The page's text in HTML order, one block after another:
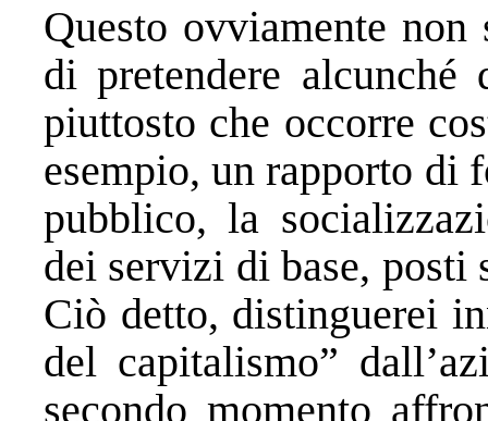
Questo ovviamente
di pretendere
piuttosto che occorre
esempio, un rapporto di
pubblico, la
dei servizi di base,
Ciò detto, distinguerei
del capitalismo”
secondo momento